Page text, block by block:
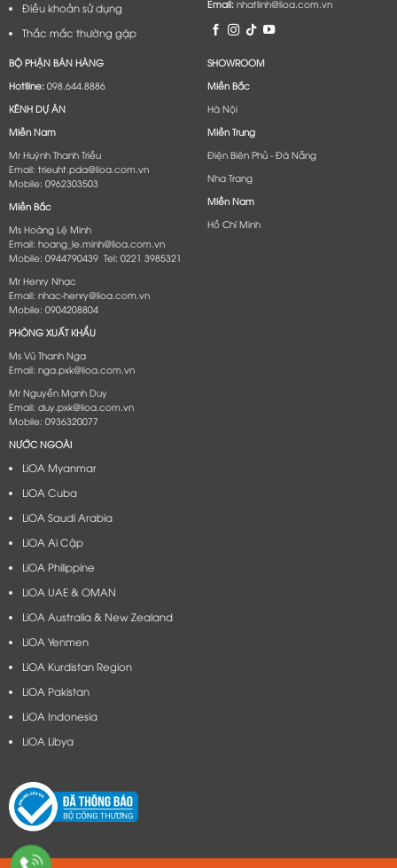
Điều khoản sử dụng
Thắc mắc thường gặp
Email:nhatlinh@lioa.com.vn
BỘ PHẬN BÁN HÀNG
Hotlline:098.644.8886
KÊNH DỰ ÁN
Miền Nam
Mr Huỳnh Thanh Triều
Email: trieuht.pda@lioa.com.vn
Mobile: 0962303503
Miền Bắc
Ms Hoàng Lệ Minh
Email: hoang_le.minh@lioa.com.vn
Mobile: 0944790439 Tel: 0221 3985321
Mr Henry Nhạc
Email: nhac-henry@lioa.com.vn
Mobile: 0904208804
PHÒNG XUẤT KHẨU
Ms Vũ Thanh Nga
Email: nga.pxk@lioa.com.vn
Mr Nguyễn Mạnh Duy
Email: duy.pxk@lioa.com.vn
Mobile: 0936320077
SHOWROOM
Miền Bắc
Hà Nội
Miền Trung
Điện Biên Phủ - Đà Nẵng​
Nha Trang
Miền Nam
Hồ Chí Minh
NƯỚC NGOÀI
LiOA Myanmar
LiOA Cuba
LiOA Saudi Arabia
LiOA Ai Cập
LiOA Philippine
LiOA UAE & OMAN
LiOA Australia & New Zealand
LiOA Yenmen
LiOA Kurdistan Region
LiOA Pakistan
LiOA Indonesia
LiOA Libya